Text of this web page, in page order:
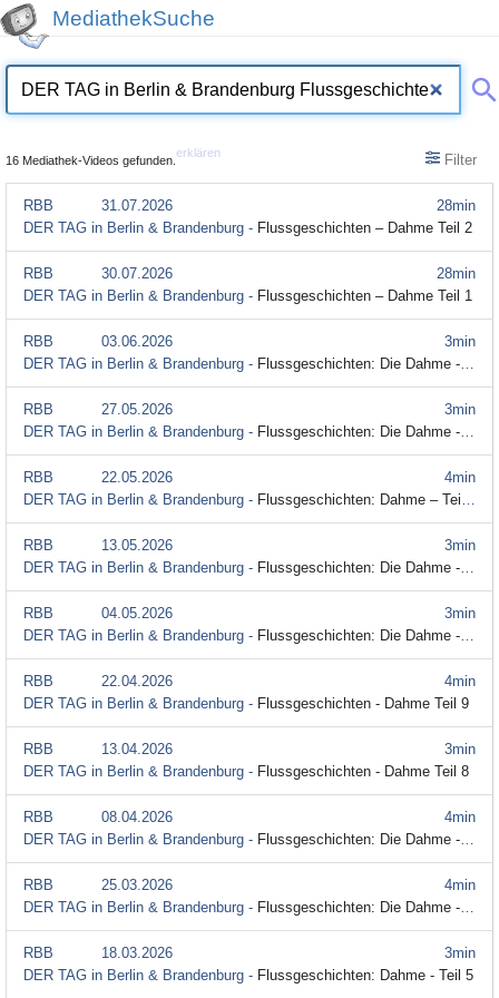
MediathekSuche
16 Mediathek-Videos gefunden.
erklären Filter
28min
RBB
31.07.2026
DER TAG in Berlin & Brandenburg - Flussgeschichten – Dahme Teil 2
28min
RBB
30.07.2026
DER TAG in Berlin & Brandenburg - Flussgeschichten – Dahme Teil 1
3min
RBB
03.06.2026
DER TAG in Berlin & Brandenburg - Flussgeschichten: Die Dahme - Teil 14
3min
RBB
27.05.2026
DER TAG in Berlin & Brandenburg - Flussgeschichten: Die Dahme - Teil 13
4min
RBB
22.05.2026
DER TAG in Berlin & Brandenburg - Flussgeschichten: Dahme – Teil 12
3min
RBB
13.05.2026
DER TAG in Berlin & Brandenburg - Flussgeschichten: Die Dahme - Teil 11
3min
RBB
04.05.2026
DER TAG in Berlin & Brandenburg - Flussgeschichten: Die Dahme - Teil 10
4min
RBB
22.04.2026
DER TAG in Berlin & Brandenburg - Flussgeschichten - Dahme Teil 9
3min
RBB
13.04.2026
DER TAG in Berlin & Brandenburg - Flussgeschichten - Dahme Teil 8
4min
RBB
08.04.2026
DER TAG in Berlin & Brandenburg - Flussgeschichten: Die Dahme - Teil 7
4min
RBB
25.03.2026
DER TAG in Berlin & Brandenburg - Flussgeschichten: Die Dahme - Teil 6
3min
RBB
18.03.2026
DER TAG in Berlin & Brandenburg - Flussgeschichten: Dahme - Teil 5